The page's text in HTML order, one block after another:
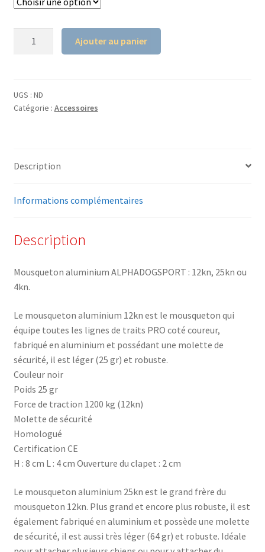
ALPHADOGSPORT
Ajouter au panier
UGS : ND
Catégorie : Accessoires
Description
Informations complémentaires
Description
Mousqueton aluminium ALPHADOGSPORT : 12kn, 25kn ou
4kn.
Le mousqueton aluminium 12kn est le mousqueton qui
équipe toutes les lignes de traits PRO coté coureur,
fabriqué en aluminium et possédant une molette de
sécurité, il est léger (25 gr) et robuste.
Couleur noir
Poids 25 gr
Force de traction 1200 kg (12kn)
Molette de sécurité
Homologué
Certification CE
H : 8 cm L : 4 cm Ouverture du clapet : 2 cm
Le mousqueton aluminium 25kn est le grand frère du
mousqueton 12kn. Plus grand et encore plus robuste, il est
également fabriqué en aluminium et possède une molette
de sécurité, il est aussi très léger (64 gr) et robuste. Idéale